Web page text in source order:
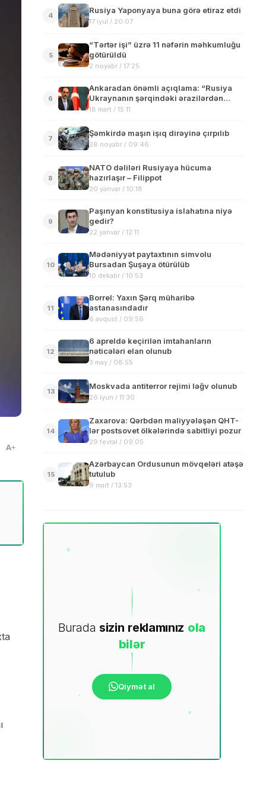
A
4
Rusiya Yaponyaya buna görə etiraz etdi
17 iyul / 20:07
5
“Tərtər işi” üzrə 11 nəfərin məhkumluğu
götürüldü
2 noyabr / 17:25
6
Ankaradan önəmli açıqlama: “Rusiya
Ukraynanın şərqindəki ərazilərdən
imtina etməyi tələb edəcək”
18 mart / 15:11
7
Şəmkirdə maşın işıq dirəyinə çırpılıb
28 noyabr / 09:46
8
NATO dəliləri Rusiyaya hücuma
hazırlaşır – Filippot
20 yanvar / 10:18
9
Paşınyan konstitusiya islahatına niyə
gedir?
22 yanvar / 12:11
10
Mədəniyyət paytaxtının simvolu
Bursadan Şuşaya ötürülüb
10 dekabr / 10:53
11
Borrel: Yaxın Şərq müharibə
astanasındadır
6 avqust / 09:56
12
6 apreldə keçirilən imtahanların
nəticələri elan olunub
3 may / 08:55
13
Moskvada antiterror rejimi ləğv olunub
26 iyun / 11:30
14
Zaxarova: Qərbdən maliyyələşən QHT-
lər postsovet ölkələrində sabitliyi pozur
29 fevral / 09:05
15
Azərbaycan Ordusunun mövqeləri atəşə
tutulub
9 mart / 13:53
Burada sizin reklamınız ola
bilər
Qiymət al